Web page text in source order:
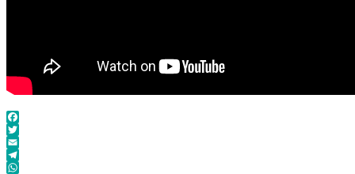
Facebook
Twitter
Email
Telegram